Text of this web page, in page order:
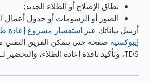
نطاق الإصلاح أو الطلاء الجديد;
الصور أو الرسومات أو جدول أعمال
أرسل بياناتك عبر استفسار مشروع إعادة
إيبوكسية صفحة حتى يتمكن الفريق
TDS، وتأكيد نافذة إعادة الطلاء، والتحضير لـ RFQ.